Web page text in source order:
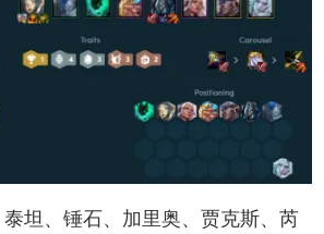
泰坦、锤石、加里奥、贾克斯、芮